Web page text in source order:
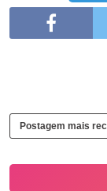
Postagem mais